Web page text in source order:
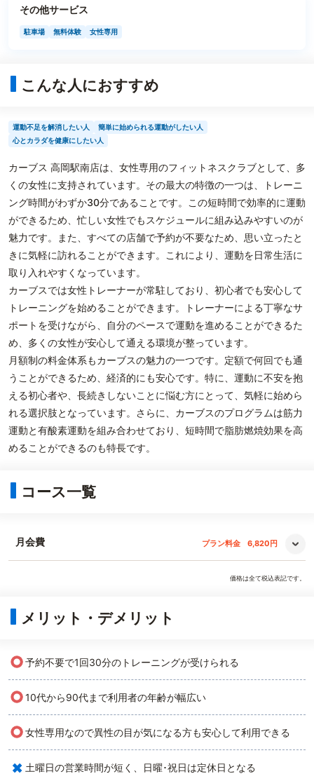
その他サービス
駐車場 無料体験 女性専用
こんな人におすすめ
運動不足を解消したい人
簡単に始められる運動がしたい人
心とカラダを健康にしたい人
カーブス 高岡駅南店は、女性専用のフィットネスクラブとして、多
くの女性に支持されています。その最大の特徴の一つは、トレーニ
ング時間がわずか30分であることです。この短時間で効率的に運動
ができるため、忙しい女性でもスケジュールに組み込みやすいのが
魅力です。また、すべての店舗で予約が不要なため、思い立ったと
きに気軽に訪れることができます。これにより、運動を日常生活に
取り入れやすくなっています。
カーブスでは女性トレーナーが常駐しており、初心者でも安心して
トレーニングを始めることができます。トレーナーによる丁寧なサ
ポートを受けながら、自分のペースで運動を進めることができるた
め、多くの女性が安心して通える環境が整っています。
月額制の料金体系もカーブスの魅力の一つです。定額で何回でも通
うことができるため、経済的にも安心です。特に、運動に不安を抱
える初心者や、長続きしないことに悩む方にとって、気軽に始めら
れる選択肢となっています。さらに、カーブスのプログラムは筋力
運動と有酸素運動を組み合わせており、短時間で脂肪燃焼効果を高
めることができるのも特長です。
コース一覧
月会費 プラン料金 6,820円
価格は全て税込表記です。
メリット・デメリット
○予約不要で1回30分のトレーニングが受けられる
○10代から90代まで利用者の年齢が幅広い
○女性専用なので異性の目が気になる方も安心して利用できる
× 土曜日の営業時間が短く、日曜･祝日は定休日となる